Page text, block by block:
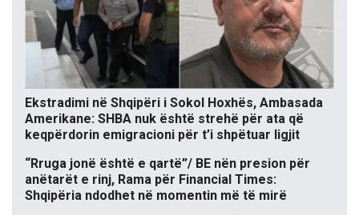
Ekstradimi në Shqipëri i Sokol Hoxhës, Ambasada
Amerikane: SHBA nuk është strehë për ata që
keqpërdorin emigracioni për t’i shpëtuar ligjit
“Rruga jonë është e qartë”/ BE nën presion për
anëtarët e rinj, Rama për Financial Times:
Shqipëria ndodhet në momentin më të mirë